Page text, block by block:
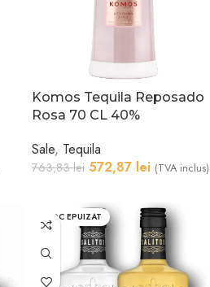
Komos Tequila Reposado
Rosa 70 CL 40%
Sale, Tequila
763,83lei 572,87 lei (TVA inclus)
STOC EPUIZAT